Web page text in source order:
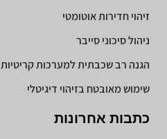
כתבות אחרונות
זיהוי חדירות אוטומטי
ניהול סיכוני סייבר
הגנה רב שכבתית למערכות קריטיות
שימוש מאובטח בזיהוי דיגיטלי